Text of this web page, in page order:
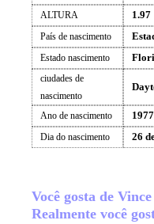
ALTURA
1.97
País de nascimento
Estado nascimento
ciudades de
nascimento
Ano de nascimento 1977
Dia do nascimento 26
Você gosta de
Realmente você